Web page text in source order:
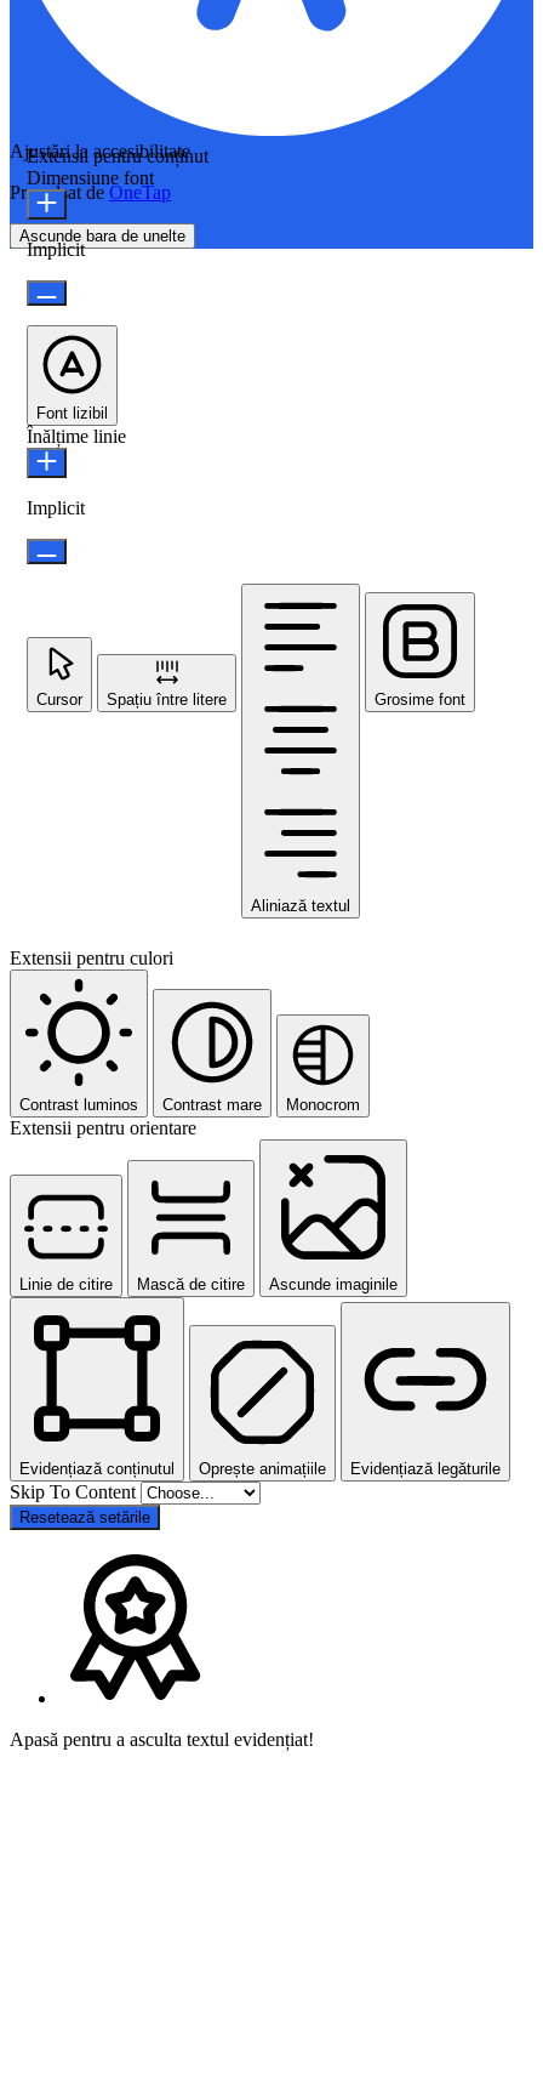
Ajustări la accesibilitate
Propulsat de OneTap
Ascunde bara de unelte
Extensii pentru conținut
Dimensiune font
Implicit
Font lizibil
Înălțime linie
Implicit
Cursor Spațiu între litere
Aliniază textul
Grosime font
Extensii pentru culori
Contrast luminos Contrast mare Monocrom
Extensii pentru orientare
Linie de citire Mască de citire Ascunde imaginile
Evidențiază conținutul Oprește animațiile Evidențiază legăturile
Skip To Content
Resetează setările
Apasă pentru a asculta textul evidențiat!